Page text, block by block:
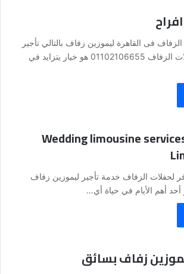
فى القاهرة ليموزين زفاف بالتالي تأجير
سيارات ليموزين لحفلات الزفاف 01102106655 هو خيار يتزايد في
Wedding limousine
لحفلات الزفاف خدمة تأجير ليموزين زفاف
أحد أهم الأيام في حياة أي…
زفاف بسائق